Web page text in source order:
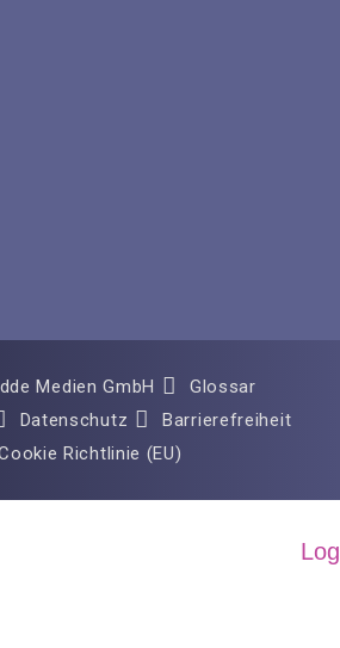
Medien GmbH
Glossar
Datenschutz
Barrierefreiheit
Richtlinie (EU)